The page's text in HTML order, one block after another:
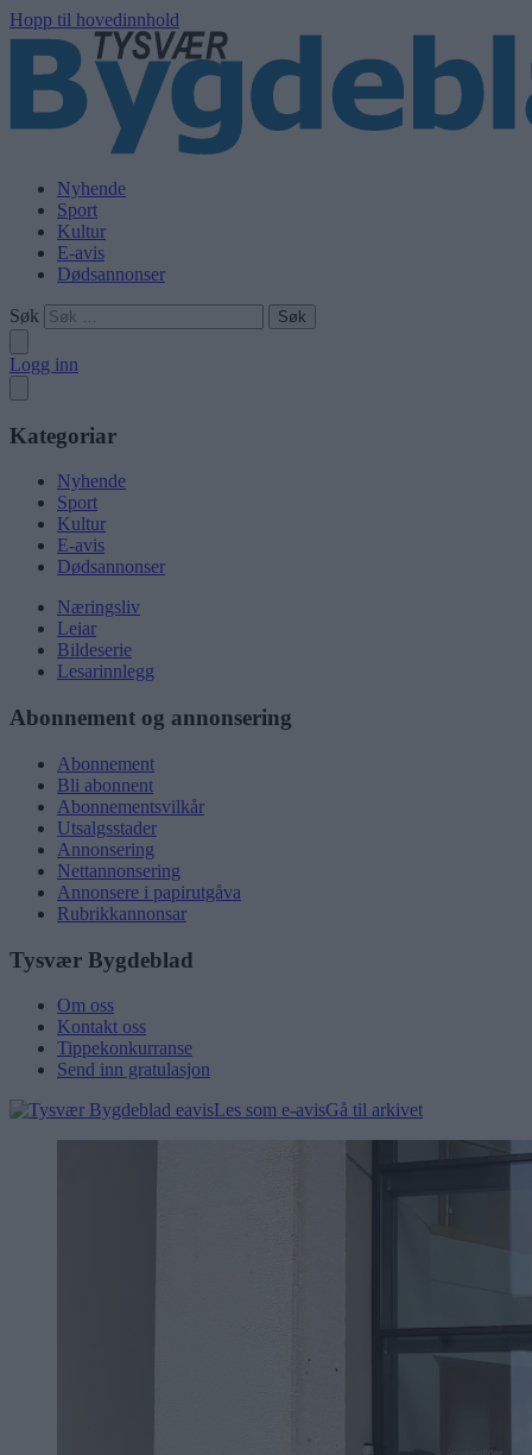
Hopp til hovedinnhold
Nyhende
Sport
Kultur
E-avis
Dødsannonser
Søk
Logg inn
Kategoriar
Nyhende
Sport
Kultur
E-avis
Dødsannonser
Næringsliv
Leiar
Bildeserie
Lesarinnlegg
Abonnement og annonsering
Abonnement
Bli abonnent
Abonnementsvilkår
Utsalgsstader
Annonsering
Nettannonsering
Annonsere i papirutgåva
Rubrikkannonsar
Tysvær Bygdeblad
Om oss
Kontakt oss
Tippekonkurranse
Send inn gratulasjon
Les som e-avisGå til arkivet